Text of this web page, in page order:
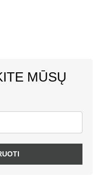
MŪSŲ